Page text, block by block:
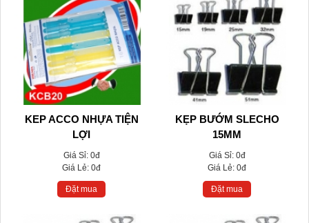
KEP ACCO NHỰA TIỆN
LỢI
Giá Sỉ: 0đ
Giá Lẻ:0đ
Đặt mua
KẸP BƯỚM SLECHO
15MM
Giá Sỉ: 0đ
Giá Lẻ:0đ
Đặt mua